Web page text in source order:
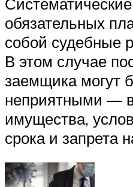
обязательных
собой судебные
В этом случае
заемщика могут
неприятными —
имущества,
срока и запрета